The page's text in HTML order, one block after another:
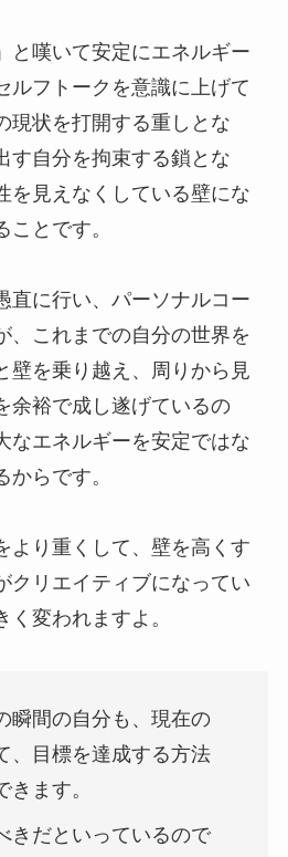
と嘆いて安定にエネルギー
ルフトークを意識に上げて
現状を打開する重しとな
す自分を拘束する鎖とな
を見えなくしている壁にな
とです。
直に行い、パーソナルコー
、これまでの自分の世界を
壁を乗り越え、周りから見
余裕で成し遂げているの
なエネルギーを安定ではな
からです。
より重くして、壁を高くす
クリエイティブになってい
変われますよ。
瞬間の自分も、現在の
、目標を達成する方法
きます。
きだといっているので